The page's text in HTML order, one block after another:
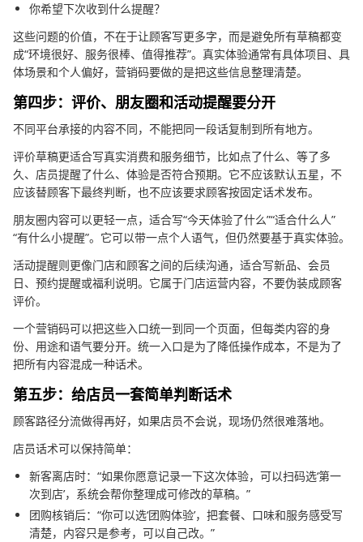
你希望下次收到什么提醒？
这些问题的价值，不在于让顾客写更多字，而是避免所有草稿都变
成“环境很好、服务很棒、值得推荐”。真实体验通常有具体项目、具
体场景和个人偏好，营销码要做的是把这些信息整理清楚。
第四步：评价、朋友圈和活动提醒要分开
不同平台承接的内容不同，不能把同一段话复制到所有地方。
评价草稿更适合写真实消费和服务细节，比如点了什么、等了多
久、店员提醒了什么、体验是否符合预期。它不应该默认五星，不
应该替顾客下最终判断，也不应该要求顾客按固定话术发布。
朋友圈内容可以更轻一点，适合写“今天体验了什么”“适合什么人”
“有什么小提醒”。它可以带一点个人语气，但仍然要基于真实体验。
活动提醒则更像门店和顾客之间的后续沟通，适合写新品、会员
日、预约提醒或福利说明。它属于门店运营内容，不要伪装成顾客
评价。
一个营销码可以把这些入口统一到同一个页面，但每类内容的身
份、用途和语气要分开。统一入口是为了降低操作成本，不是为了
把所有内容混成一种话术。
第五步：给店员一套简单判断话术
顾客路径分流做得再好，如果店员不会说，现场仍然很难落地。
店员话术可以保持简单：
新客离店时：“如果你愿意记录一下这次体验，可以扫码选‘第一
次到店’，系统会帮你整理成可修改的草稿。”
团购核销后：“你可以选‘团购体验’，把套餐、口味和服务感受写
清楚，内容只是参考，可以自己改。”